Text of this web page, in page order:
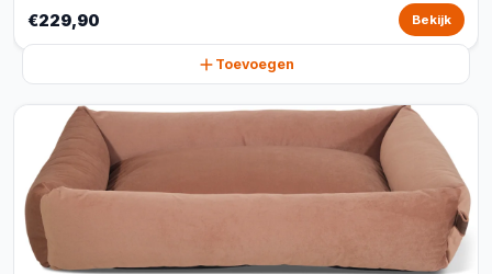
€229,90 Bekijk
Toevoegen